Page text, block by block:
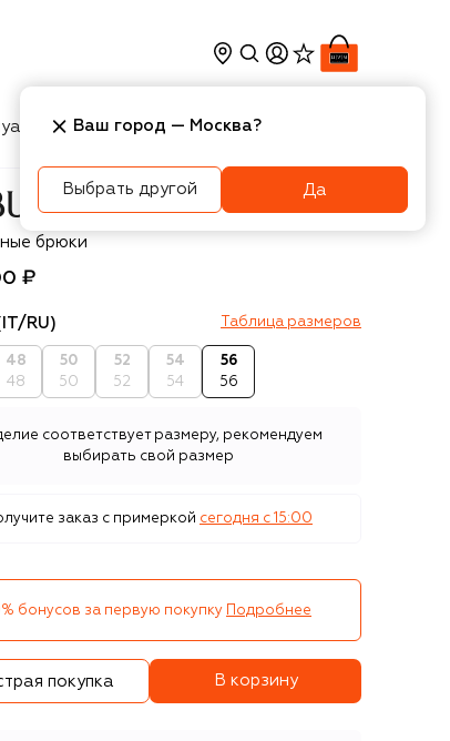
Косметика Интерьер
брюки
₽
RU) Таблица размеров
48
48
50
50
52
52
54
54
56
56
соответствует размеру, рекомендуем
выбирать свой размер
заказ с примеркой сегодня c 15:00
бонусов за первую покупку Подробнее
покупка В корзину
Ваш город — Москва?
Выбрать другой Да